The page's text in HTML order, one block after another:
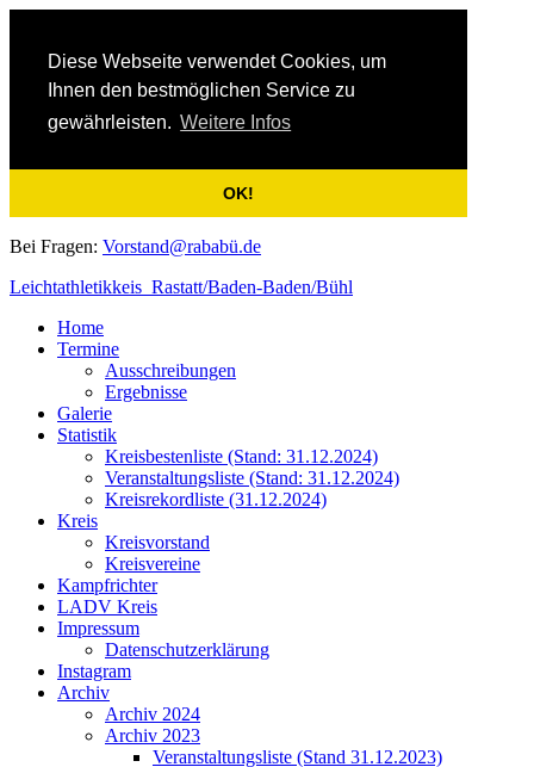
Diese Webseite verwendet Cookies, um
Ihnen den bestmöglichen Service zu
gewährleisten. Weitere Infos
OK!
Bei Fragen: Vorstand@rababü.de
Leichtathletikkeis Rastatt/Baden-Baden/Bühl
Home
Termine
Ausschreibungen
Ergebnisse
Galerie
Statistik
Kreisbestenliste (Stand: 31.12.2024)
Veranstaltungsliste (Stand: 31.12.2024)
Kreisrekordliste (31.12.2024)
Kreis
Kreisvorstand
Kreisvereine
Kampfrichter
LADV Kreis
Impressum
Datenschutzerklärung
Instagram
Archiv
Archiv 2024
Archiv 2023
Veranstaltungsliste (Stand 31.12.2023)